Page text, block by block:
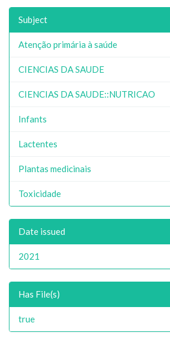
Subject
Atenção primária à saúde
CIENCIAS DA SAUDE
CIENCIAS DA SAUDE::NUTRICAO
Infants
Lactentes
Plantas medicinais
Toxicidade
Date issued
2021
Has File(s)
true